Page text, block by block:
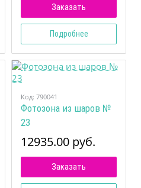
Заказать
Подробнее
Код: 790041
Фотозона из шаров №
23
12935.00 руб.
Заказать